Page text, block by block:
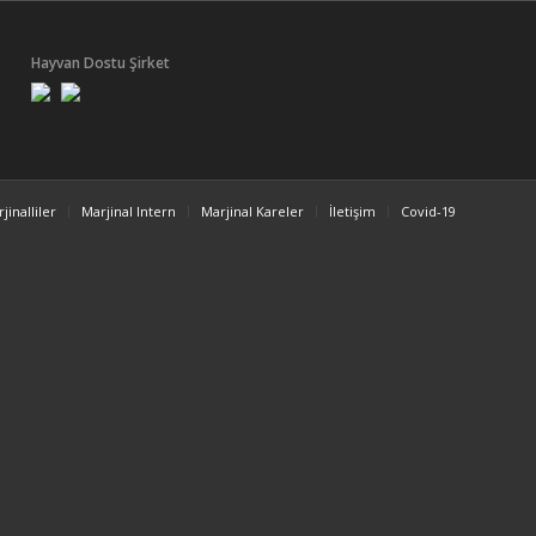
Hayvan Dostu Şirket
Marjinal Intern Marjinal Kareler İletişim Covid-19